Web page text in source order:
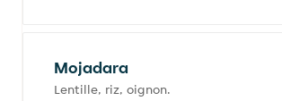
Mojadara
Lentille, riz, oignon.